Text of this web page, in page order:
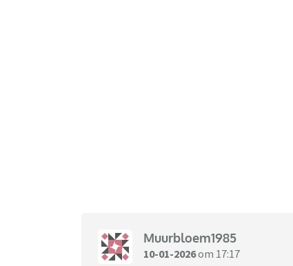
Muurbloem1985
10-01-2026om 17:17